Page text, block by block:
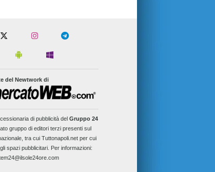
del Newtwork di
di pubblicità del Gruppo 24
gruppo di editori terzi presenti sul
tra cui Tuttonapoli.net per cui
spazi pubblicitari. Per informazioni: